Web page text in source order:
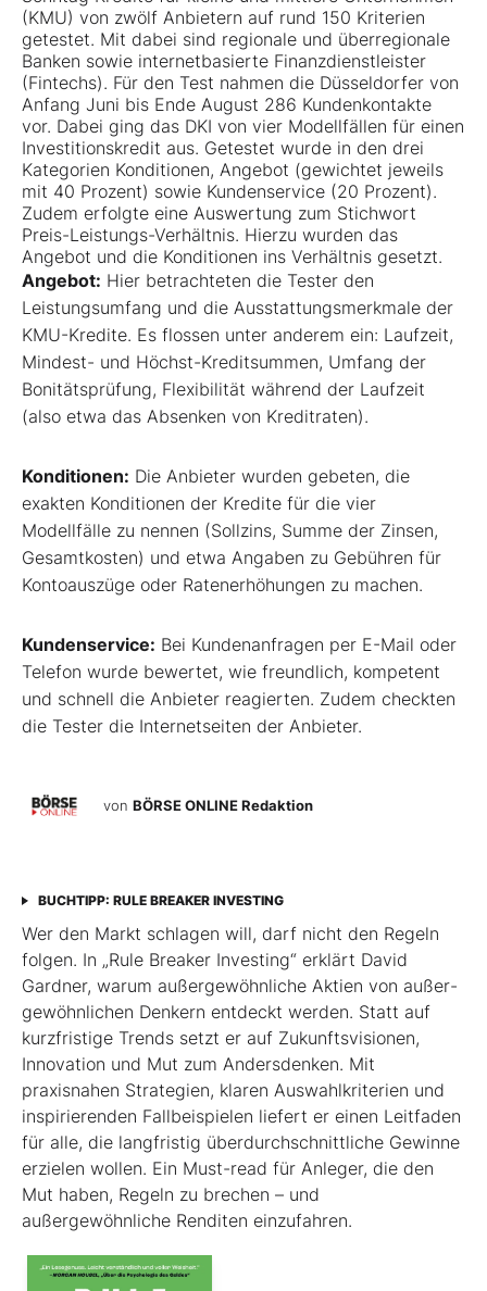
(KMU) von zwölf Anbietern auf rund 150 Kriterien
getestet. Mit dabei sind regionale und überregionale
Banken sowie internetbasierte Finanzdienstleister
(Fintechs). Für den Test nahmen die Düsseldorfer von
Anfang Juni bis Ende August 286 Kundenkontakte
vor. Dabei ging das DKI von vier Modellfällen für einen
Investitionskredit aus. Getestet wurde in den drei
Kategorien Konditionen, Angebot (gewichtet jeweils
mit 40 Prozent) sowie Kundenservice (20 Prozent).
Zudem erfolgte eine Auswertung zum Stichwort
Preis-Leistungs-Verhältnis. Hierzu wurden das
Angebot und die Konditionen ins Verhältnis gesetzt.
Angebot: Hier betrachteten die Tester den
Leistungsumfang und die Ausstattungsmerkmale der
KMU-Kredite. Es flossen unter anderem ein: Laufzeit,
Mindest- und Höchst-Kreditsummen, Umfang der
Bonitätsprüfung, Flexibilität während der Laufzeit
(also etwa das Absenken von Kreditraten).
Konditionen: Die Anbieter wurden gebeten, die
exakten Konditionen der Kredite für die vier
Modellfälle zu nennen (Sollzins, Summe der Zinsen,
Gesamtkosten) und etwa Angaben zu Gebühren für
Kontoauszüge oder Ratenerhöhungen zu machen.
Kundenservice: Bei Kundenanfragen per E-Mail oder
Telefon wurde bewertet, wie freundlich, kompetent
und schnell die Anbieter reagierten. Zudem checkten
die Tester die Internetseiten der Anbieter.
von BÖRSE ONLINE Redaktion
BUCHTIPP: RULE BREAKER INVESTING
Wer den Markt schlagen will, darf nicht den Regeln
folgen. In „Rule Breaker Investing“ erklärt David
Gardner, warum außergewöhnliche Aktien von außer­
gewöhnlichen Denkern entdeckt werden. Statt auf
kurzfristige Trends setzt er auf Zukunftsvisionen,
Innovation und Mut zum Andersdenken. Mit
praxisnahen Strategien, klaren Auswahlkriterien und
inspirierenden Fallbeispielen liefert er einen Leit­faden
für alle, die langfristig überdurchschnittliche Gewinne
erzielen wollen. Ein Must-read für Anleger, die den
Mut haben, Regeln zu brechen – und
außergewöhnliche Renditen einzufahren.